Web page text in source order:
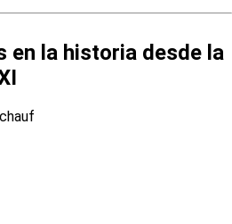
en la historia desde la